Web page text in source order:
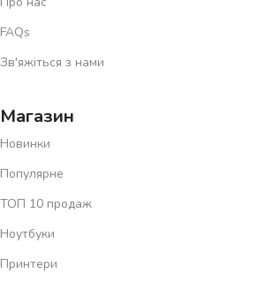
FAQs
Зв'яжіться з нами
Магазин
Новинки
Популярне
ТОП 10 продаж
Ноутбуки
Принтери